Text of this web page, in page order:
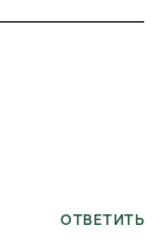
ОТВЕТИТЬ